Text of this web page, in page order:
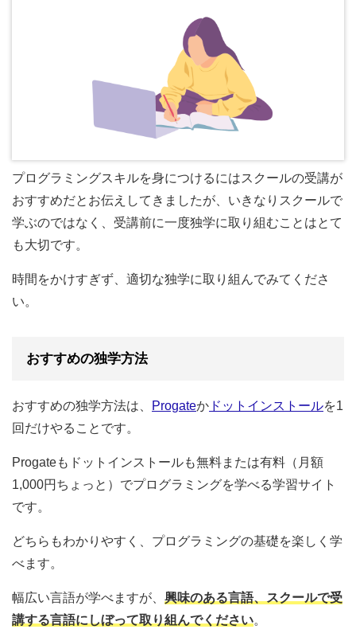
プログラミングスキルを身につけるにはスクールの受講が
おすすめだとお伝えしてきましたが、いきなりスクールで
学ぶのではなく、受講前に一度独学に取り組むことはとて
も大切です。
時間をかけすぎず、適切な独学に取り組んでみてくださ
い。
おすすめの独学方法
おすすめの独学方法は、 Progateか ドットインストールを1
回だけやることです。
Progateもドットインストールも無料または有料（月額
1,000円ちょっと）でプログラミングを学べる学習サイト
です。
どちらもわかりやすく、プログラミングの基礎を楽しく学
べます。
幅広い言語が学べますが、 興味のある言語、スクールで受
講する言語にしぼって取り組んでください。